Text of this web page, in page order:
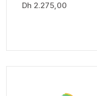
Dh 2.275,00